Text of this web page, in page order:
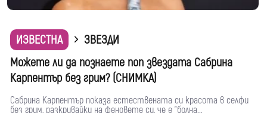
ИЗВЕСТНА
ЗВЕЗДИ
Можете ли да познаете поп звездата Сабрина
Карпентър без грим? (СНИМКА)
Сабрина Карпентър показа естествената си красота в селфи
без грим, разкривайки на феновете си, че е "болна...